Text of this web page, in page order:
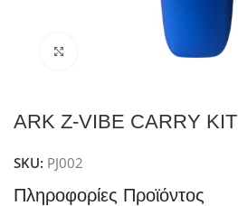
ARK Z-VIBE CARRY KIT
SKU: PJ002
Πληροφορίες Προϊόντος